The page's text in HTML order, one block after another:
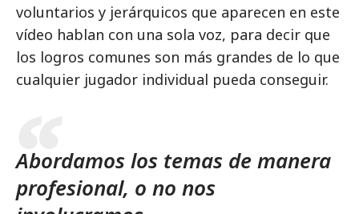
voluntarios y jerárquicos que aparecen en este
vídeo hablan con una sola voz, para decir que
los logros comunes son más grandes de lo que
cualquier jugador individual pueda conseguir.
Abordamos los temas de manera
profesional, o no nos